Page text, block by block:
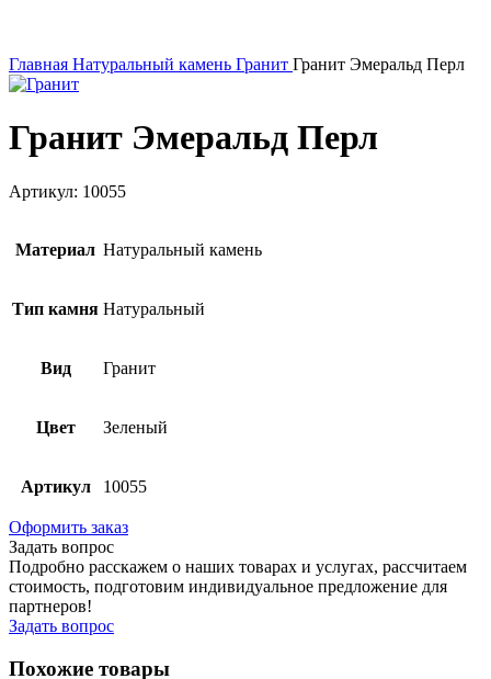
Главная Натуральный камень Гранит Гранит Эмеральд Перл
Гранит Эмеральд Перл
Артикул: 10055
Материал Натуральный камень
Тип камня Натуральный
Вид Гранит
Цвет Зеленый
Артикул 10055
Оформить заказ
Задать вопрос
Подробно расскажем о наших товарах и услугах, рассчитаем
стоимость, подготовим индивидуальное предложение для
партнеров!
Задать вопрос
Похожие товары